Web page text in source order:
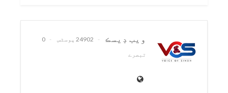
ويب ڊيسڪ 24902 پوسٹس
0
تبصرے